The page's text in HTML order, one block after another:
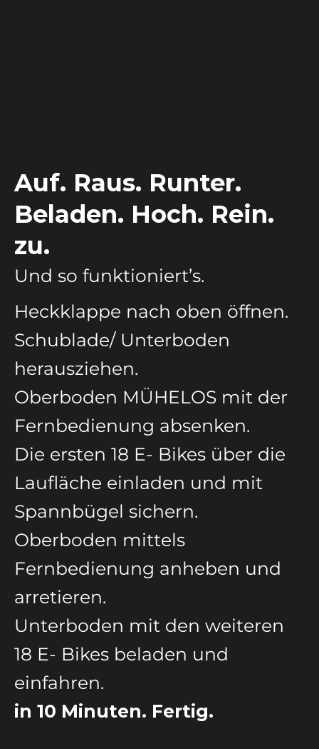
Auf. Raus. Runter.
Beladen. Hoch. Rein.
zu.
Und so funktioniert’s.
Heckklappe nach oben öffnen.
Schublade/ Unterboden
herausziehen.
Oberboden MÜHELOS mit der
Fernbedienung absenken.
Die ersten 18 E- Bikes über die
Laufläche einladen und mit
Spannbügel sichern.
Oberboden mittels
Fernbedienung anheben und
arretieren.
Unterboden mit den weiteren
18 E- Bikes beladen und
einfahren.
in 10 Minuten. Fertig.